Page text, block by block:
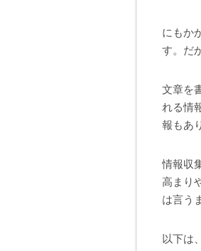
にもか
す。だ
文章を
れる情
報もあ
情報収
高まり
は言う
以下は